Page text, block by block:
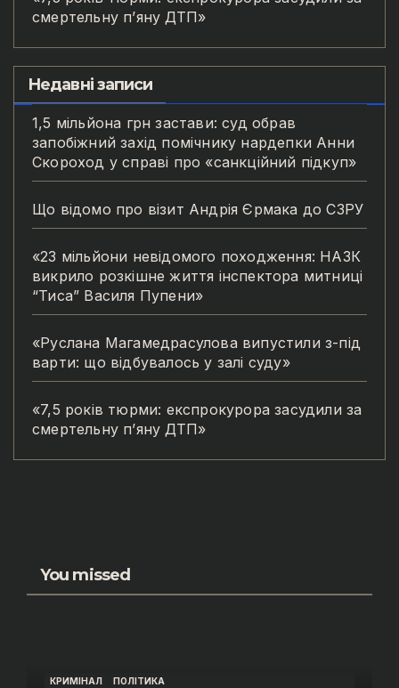
смертельну п’яну ДТП»
Недавні записи
1,5 мільйона грн застави: суд обрав
запобіжний захід помічнику нардепки Анни
Скороход у справі про «санкційний підкуп»
Що відомо про візит Андрія Єрмака до СЗРУ
«23 мільйони невідомого походження: НАЗК
викрило розкішне життя інспектора митниці
“Тиса” Василя Пупени»
«Руслана Магамедрасулова випустили з-під
варти: що відбувалось у залі суду»
«7,5 років тюрми: експрокурора засудили за
смертельну п’яну ДТП»
You missed
КРИМІНАЛ ПОЛІТИКА